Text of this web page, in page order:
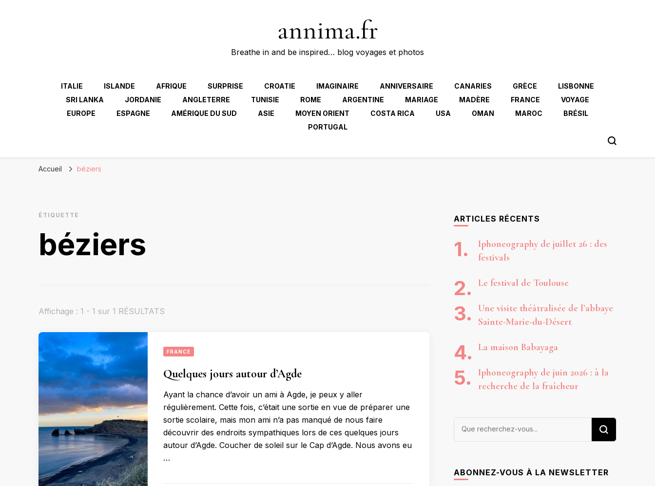
annima.fr
Breathe in and be inspired… blog voyages et photos
ITALIE ISLANDE AFRIQUE SURPRISE CROATIE IMAGINAIRE ANNIVERSAIRE CANARIES GRÈCE
LISBONNE
SRI LANKA
JORDANIE ANGLETERRE TUNISIE ROME ARGENTINE MARIAGE MADÈRE FRANCE
VOYAGE
EUROPE
ESPAGNE AMÉRIQUE DU SUD ASIE MOYEN ORIENT COSTA RICA USA OMAN MAROC
BRÉSIL
PORTUGAL
Accueil béziers
ÉTIQUETTE
béziers
Affichage : 1 - 1 sur 1 RÉSULTATS
FRANCE
Quelques jours autour d’Agde
Ayant la chance d’avoir un ami à Agde, je peux y aller
régulièrement. Cette fois, c’était une sortie en vue de préparer une
sortie scolaire, mais mon ami n’a pas manqué de nous faire
découvrir des endroits sympathiques lors de ces quelques jours
autour d’Agde. Coucher de soleil sur le Cap d’Agde. Nous avons eu
…
ARTICLES RÉCENTS
Iphoneography de juillet 26 : des
festivals
Le festival de Toulouse
Une visite théâtralisée de l’abbaye
Sainte-Marie-du-Désert
La maison Babayaga
Iphoneography de juin 2026 : à la
recherche de la fraîcheur
Vous
ABONNEZ-VOUS À LA NEWSLETTER